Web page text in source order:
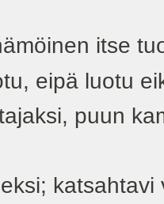
itse
eipä luotu
puun
katsahtavi